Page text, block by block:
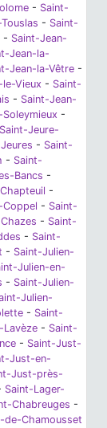
- Saint-
- Saint-
- Saint-Jean-
Jean-la-
Jean-la-Vêtre -
Vieux - Saint-
- Saint-Jean-
-
Saint-Jeure-
- Saint-
- Saint-
Bancs -
-
- Saint-
- Saint-
- Saint-
- Saint-Julien-
Julien-en-
- Saint-Julien-
Julien-
- Saint-
Lavèze - Saint-
- Saint-Just-
Just-en-
Just-près-
Saint-Lager-
Chabreuges -
de-Chamousset